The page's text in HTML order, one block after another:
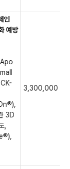
인
예방
3D
,
3,300,000